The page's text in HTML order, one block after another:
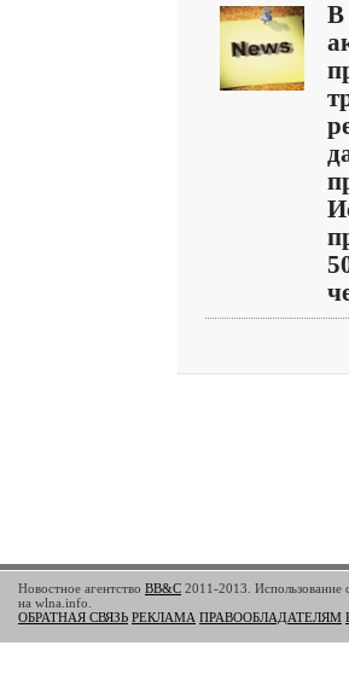
В
Новостное агентство BB&C 2011-2013. Использование
на wlna.info.
ОБРАТНАЯ СВЯЗЬ РЕКЛАМА ПРАВООБЛАДАТЕЛЯМ